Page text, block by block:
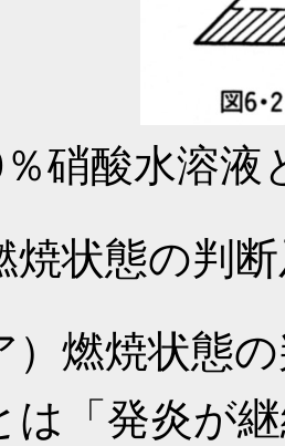
％硝酸水溶
状態の判断
燃焼状態の
は「発炎が